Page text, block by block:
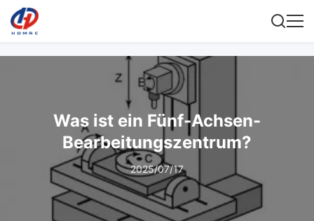
Was ist ein Fünf-Achsen-
Bearbeitungszentrum?
2025/07/17